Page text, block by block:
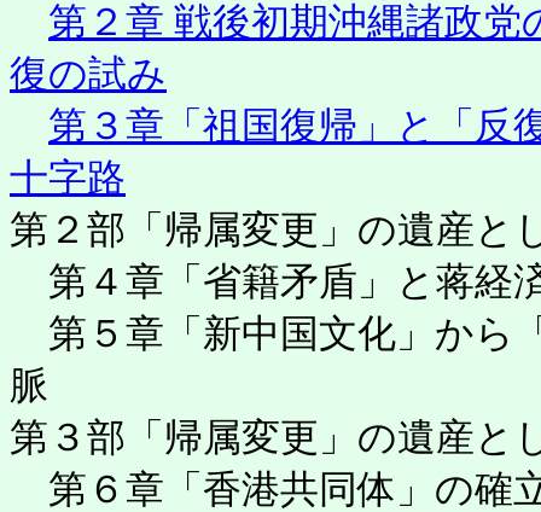
第２章 戦後初期沖縄諸政
復の試み
第３章「祖国復帰」と「
十字路
第２部「帰属変更」の遺産と
第４章「省籍矛盾」と蒋経
第５章「新中国文化」から
脈
第３部「帰属変更」の遺産と
第６章「香港共同体」の確